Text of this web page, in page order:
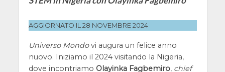
AGGIORNATO IL 28 NOVEMBRE 2024
Universo Mondovi augura un felice anno
nuovo. Iniziamo il 2024 visitando la Nigeria,
dove incontriamo Olayinka Fagbemiro, chief